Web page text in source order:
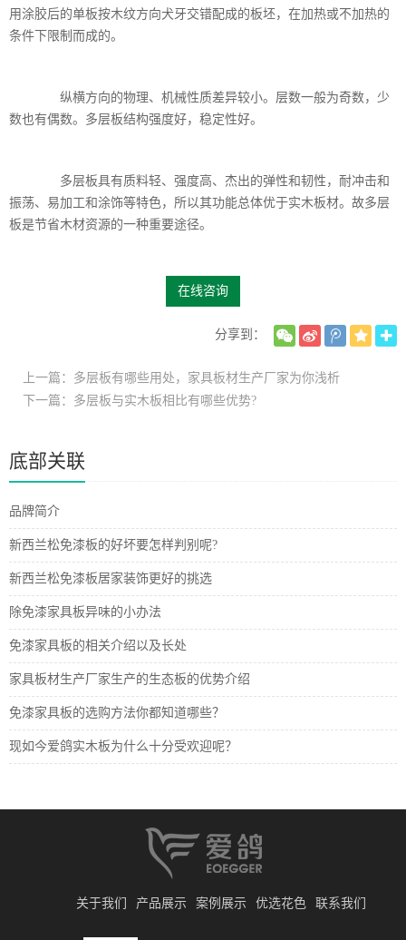
用涂胶后的单板按木纹方向犬牙交错配成的板坯，在加热或不加热的
条件下限制而成的。
纵横方向的物理、机械性质差异较小。层数一般为奇数，少
数也有偶数。多层板结构强度好，稳定性好。
多层板具有质料轻、强度高、杰出的弹性和韧性，耐冲击和
振荡、易加工和涂饰等特色，所以其功能总体优于实木板材。故多层
板是节省木材资源的一种重要途径。
在线咨询
分享到：
上一篇：多层板有哪些用处，家具板材生产厂家为你浅析
下一篇：多层板与实木板相比有哪些优势?
底部关联
品牌简介
新西兰松免漆板的好坏要怎样判别呢?
新西兰松免漆板居家装饰更好的挑选
除免漆家具板异味的小办法
免漆家具板的相关介绍以及长处
家具板材生产厂家生产的生态板的优势介绍
免漆家具板的选购方法你都知道哪些？
现如今爱鸽实木板为什么十分受欢迎呢？
关于我们 产品展示 案例展示 优选花色 联系我们